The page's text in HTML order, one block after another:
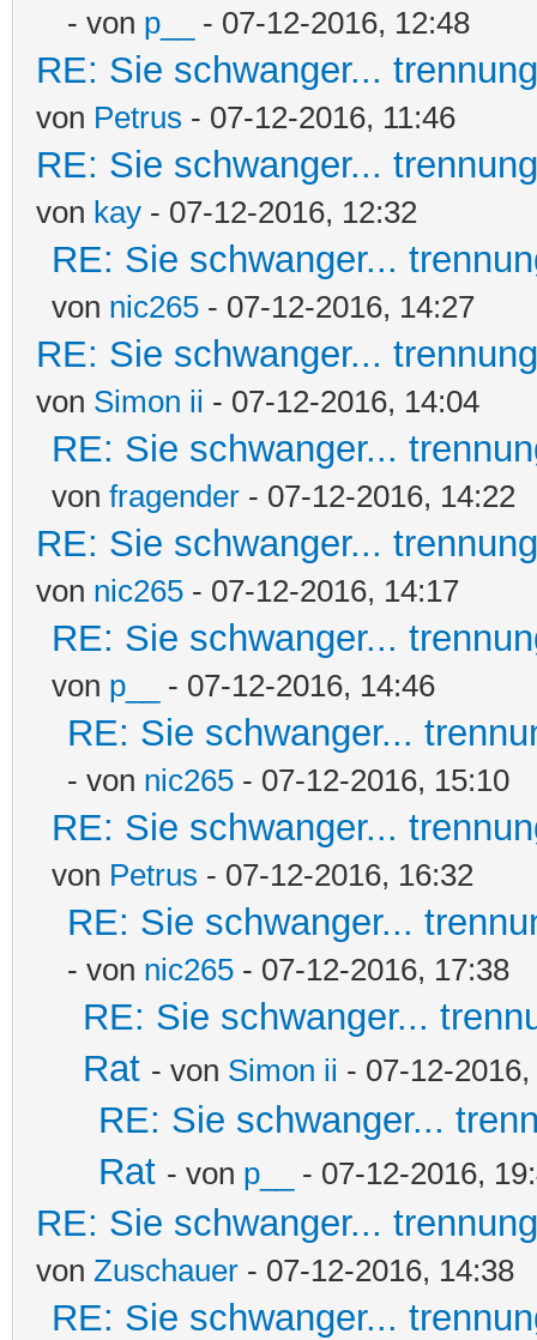
- von p__ - 07-12-2016, 12:48
RE: Sie schwanger...
von Petrus - 07-12-2016, 11:46
RE: Sie schwanger...
von kay - 07-12-2016, 12:32
RE: Sie schwanger...
von nic265 - 07-12-2016, 14:27
RE: Sie schwanger...
von Simon ii - 07-12-2016, 14:04
RE: Sie schwanger...
von fragender - 07-12-2016, 14:22
RE: Sie schwanger...
von nic265 - 07-12-2016, 14:17
RE: Sie schwanger...
von p__ - 07-12-2016, 14:46
RE: Sie schwanger...
- von nic265 - 07-12-2016, 15:10
RE: Sie schwanger...
von Petrus - 07-12-2016, 16:32
RE: Sie schwanger...
- von nic265 - 07-12-2016, 17:38
RE: Sie schwanger...
Rat - von Simon ii - 07-12-
RE: Sie schwanger...
Rat - von p__ - 07-12-2016,
RE: Sie schwanger...
von Zuschauer - 07-12-2016, 14:38
RE: Sie schwanger...